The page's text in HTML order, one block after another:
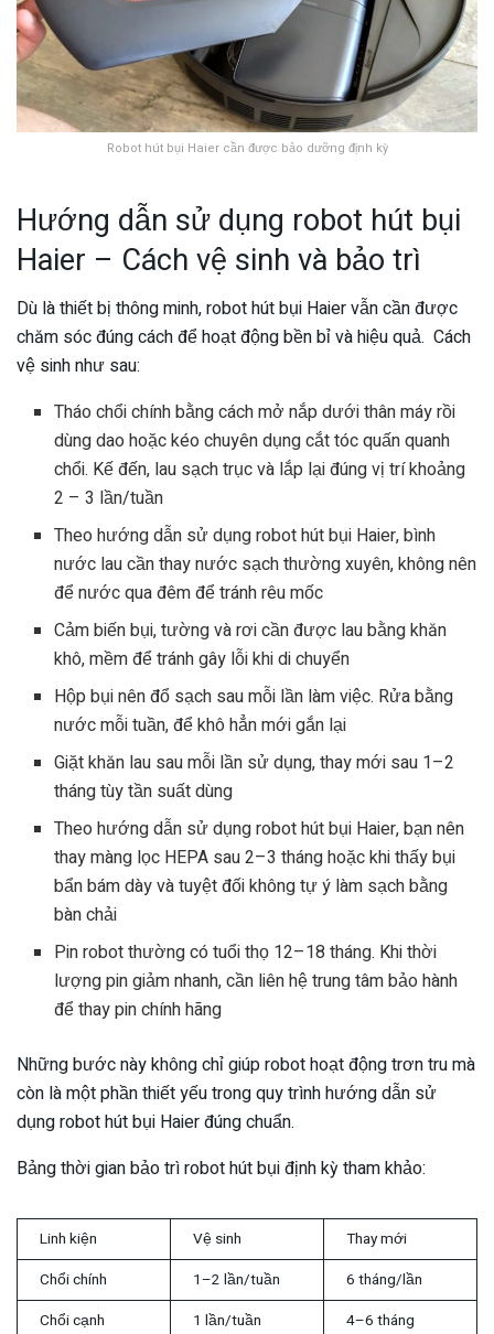
Robot hút bụi Haier cần được bảo dưỡng định kỳ
Hướng dẫn sử dụng robot hút bụi
Haier – Cách vệ sinh và bảo trì
Dù là thiết bị thông minh, robot hút bụi Haier vẫn cần được
chăm sóc đúng cách để hoạt động bền bỉ và hiệu quả. Cách
vệ sinh như sau:
Tháo chổi chính bằng cách mở nắp dưới thân máy rồi
dùng dao hoặc kéo chuyên dụng cắt tóc quấn quanh
chổi. Kế đến, lau sạch trục và lắp lại đúng vị trí khoảng
2 – 3 lần/tuần
Theo hướng dẫn sử dụng robot hút bụi Haier, bình
nước lau cần thay nước sạch thường xuyên, không nên
để nước qua đêm để tránh rêu mốc
Cảm biến bụi, tường và rơi cần được lau bằng khăn
khô, mềm để tránh gây lỗi khi di chuyển
Hộp bụi nên đổ sạch sau mỗi lần làm việc. Rửa bằng
nước mỗi tuần, để khô hẳn mới gắn lại
Giặt khăn lau sau mỗi lần sử dụng, thay mới sau 1–2
tháng tùy tần suất dùng
Theo hướng dẫn sử dụng robot hút bụi Haier, bạn nên
thay màng lọc HEPA sau 2–3 tháng hoặc khi thấy bụi
bẩn bám dày và tuyệt đối không tự ý làm sạch bằng
bàn chải
Pin robot thường có tuổi thọ 12–18 tháng. Khi thời
lượng pin giảm nhanh, cần liên hệ trung tâm bảo hành
để thay pin chính hãng
Những bước này không chỉ giúp robot hoạt động trơn tru mà
còn là một phần thiết yếu trong quy trình hướng dẫn sử
dụng robot hút bụi Haier đúng chuẩn.
Bảng thời gian bảo trì robot hút bụi định kỳ tham khảo:
Linh kiện Vệ sinh
Thay mới
Chổi chính
1–2 lần/tuần
6 tháng/lần
Chổi cạnh
1 lần/tuần
4–6 tháng